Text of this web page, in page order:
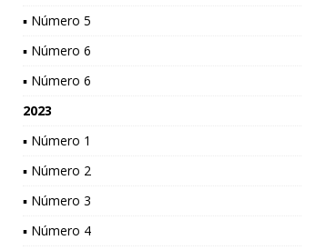
▪ Número 5
▪ Número 6
▪ Número 6
2023
▪ Número 1
▪ Número 2
▪ Número 3
▪ Número 4